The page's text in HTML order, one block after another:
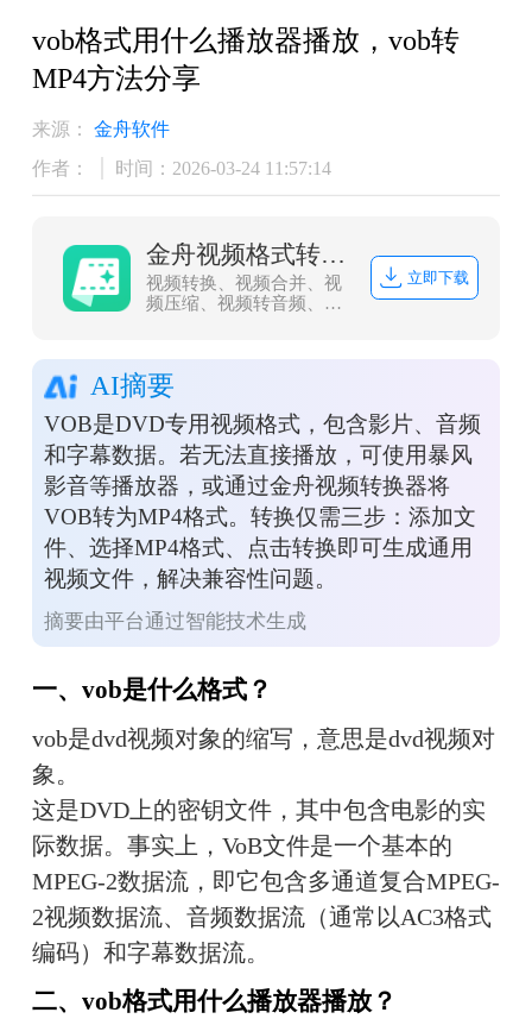
vob格式用什么播放器播放，vob转
MP4方法分享
来源：
金舟软件
作者：
时间：2026-03-24 11:57:14
金舟视频格式转换器
视频转换、视频合并、视
频压缩、视频转音频、音
调速、视频转图片、GIF
转图片、视频旋转，支持
mov、mkv、3gp、avi、
flv、gif、mkv、mov、
mp4、mgp、rmvb、swf、
vob、wmv等多种音视频
格式相互转换
立即下载
AI摘要
VOB是DVD专用视频格式，包含影片、音频
和字幕数据。若无法直接播放，可使用暴风
影音等播放器，或通过金舟视频转换器将
VOB转为MP4格式。转换仅需三步：添加文
件、选择MP4格式、点击转换即可生成通用
视频文件，解决兼容性问题。
摘要由平台通过智能技术生成
一、vob是什么格式？
vob是dvd视频对象的缩写，意思是dvd视频对
象。
这是DVD上的密钥文件，其中包含电影的实
际数据。事实上，VoB文件是一个基本的
MPEG-2数据流，即它包含多通道复合MPEG-
2视频数据流、音频数据流（通常以AC3格式
编码）和字幕数据流。
二、vob格式用什么播放器播放？